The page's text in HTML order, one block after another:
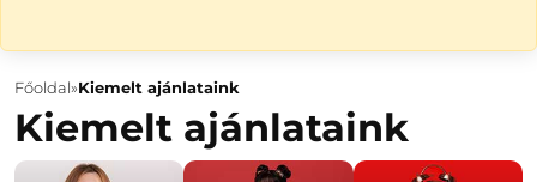
Főoldal Kiemelt ajánlataink
Kiemelt ajánlataink